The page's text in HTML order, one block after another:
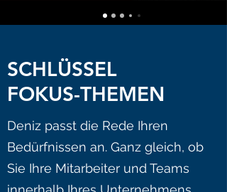
SCHLÜSSEL
FOKUS-THEMEN
Deniz passt die Rede Ihren
Bedürfnissen an. Ganz gleich, ob
Sie Ihre Mitarbeiter und Teams